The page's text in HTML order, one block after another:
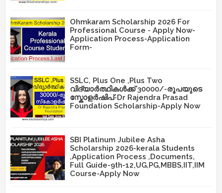
Ohmkaram Scholarship 2026 For
Professional Course - Apply Now-
Application Process-Application
Form-
SSLC, Plus One ,Plus Two
വിദ്യാർത്ഥികൾക്ക് 30000/-രൂപയുടെ
സ്കോളർഷിപ്-Dr Rajendra Prasad
Foundation Scholarship-Apply Now
SBI Platinum Jubilee Asha
Scholarship 2026-kerala Students
,Application Process ,Documents,
Full Guide-9th-12,UG,PG,MBBS,IIT,IIM
Course-Apply Now